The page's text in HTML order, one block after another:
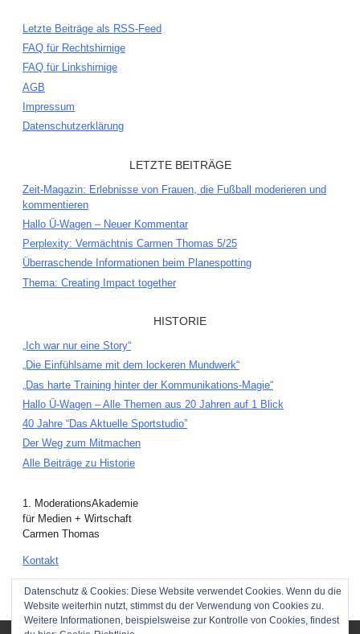
Datenschutz & Cookies: Diese Website verwendet Cookies. Wenn du die
Website weiterhin nutzt, stimmst du der Verwendung von Cookies zu.
Weitere Informationen, beispielsweise zur Kontrolle von Cookies, findest
Letzte Beiträge als RSS-Feed
FAQ für Rechtshirnige
FAQ für Linkshirnige
AGB
Impressum
Datenschutzerklärung
LETZTE BEITRÄGE
Zeit-Magazin: Erlebnisse von Frauen, die Fußball moderieren und
kommentieren
Hallo Ü-Wagen – Neuer Kommentar
Perplexity: Vermächtnis Carmen Thomas 5/25
Überraschende Informationen beim Planespotting
Thema: Creating Impact together
HISTORIE
„Ich war nur eine Story“
„Die Einfühlsame mit dem lockeren Mundwerk“
„Das harte Training hinter der Kommunikations-Magie“
Hallo Ü-Wagen – Alle Themen aus 20 Jahren auf 1 Blick
40 Jahre “Das Aktuelle Sportstudio”
Der Weg zum Mitmachen
Alle Beiträge zu Historie
1. ModerationsAkademie
für Medien + Wirtschaft
Carmen Thomas
Kontakt
Hintergrundbilder anzeigen